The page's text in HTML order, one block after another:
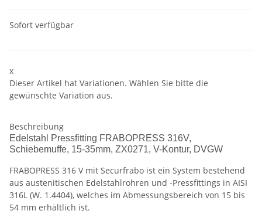
Sofort verfügbar
x
Dieser Artikel hat Variationen. Wählen Sie bitte die
gewünschte Variation aus.
Beschreibung
Edelstahl Pressfitting FRABOPRESS 316V,
Schiebemuffe, 15-35mm, ZX0271, V-Kontur, DVGW
FRABOPRESS 316 V mit Securfrabo ist ein System bestehend
aus austenitischen Edelstahlrohren und -Pressfittings in AISI
316L (W. 1.4404), welches im Abmessungsbereich von 15 bis
54 mm erhältlich ist.